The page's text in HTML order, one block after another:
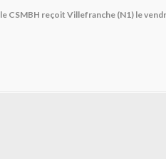
le CSMBH reçoit Villefranche (N1) le